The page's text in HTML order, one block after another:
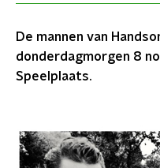
De mannen van
donderdagmorgen 8
Speelplaats.